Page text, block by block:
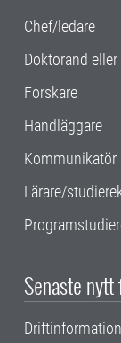
Chef/ledare
Doktorand
Forskare
Handläggare
Kommunikatör
Lärare/
Senaste nytt
Driftinformation